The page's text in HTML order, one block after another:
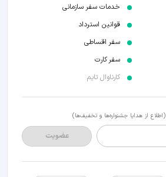
خدمات سفر سازمانی
قوانین استرداد
سفر اقساطی
سفر کارت
کارناوال تایم
(اطلاع از هدایا جشنواره‌ها و تخفیف‌ها)
عضویت